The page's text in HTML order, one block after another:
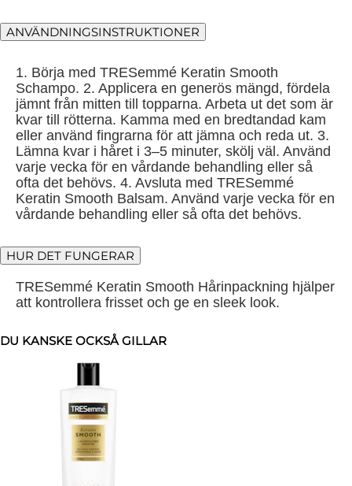
ANVÄNDNINGSINSTRUKTIONER
1. Börja med TRESemmé Keratin Smooth
Schampo. 2. Applicera en generös mängd, fördela
jämnt från mitten till topparna. Arbeta ut det som är
kvar till rötterna. Kamma med en bredtandad kam
eller använd fingrarna för att jämna och reda ut. 3.
Lämna kvar i håret i 3–5 minuter, skölj väl. Använd
varje vecka för en vårdande behandling eller så
ofta det behövs. 4. Avsluta med TRESemmé
Keratin Smooth Balsam. Använd varje vecka för en
vårdande behandling eller så ofta det behövs.
HUR DET FUNGERAR
TRESemmé Keratin Smooth Hårinpackning hjälper
att kontrollera frisset och ge en sleek look.
DU KANSKE OCKSÅ GILLAR